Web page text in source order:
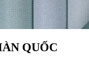
QUỐC